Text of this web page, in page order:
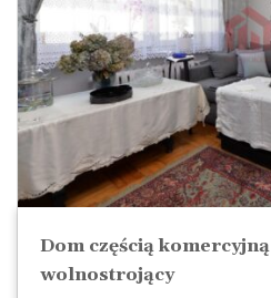
Dom częścią komercyjną
wolnostrojący